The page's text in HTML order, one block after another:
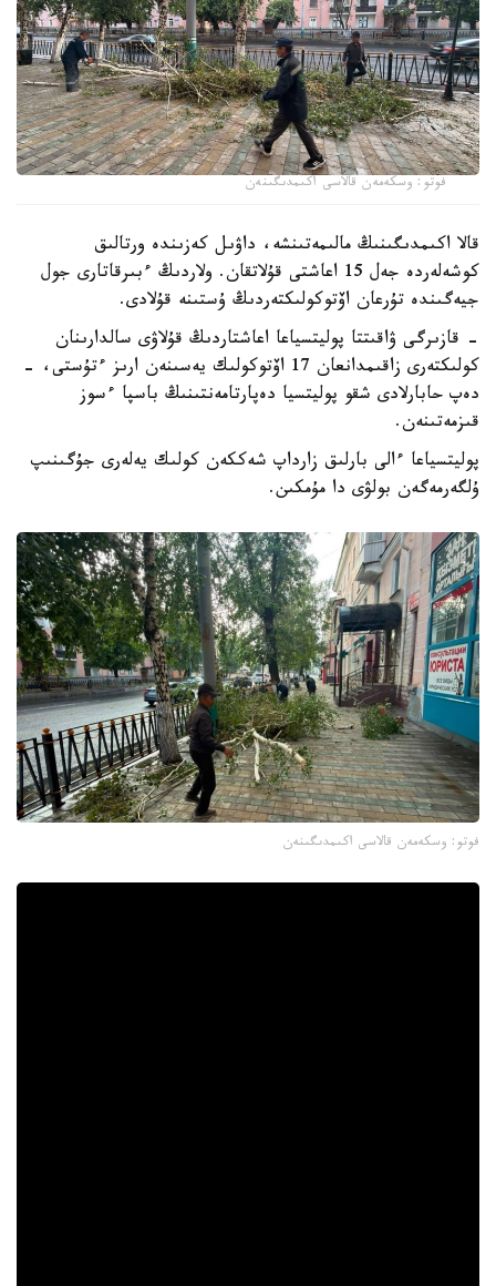
فوتو: وسكەمەن قالاسى اكىمدىگىنەن
قالا اكىمدىگىنىڭ مالىمەتىنشە، داۋىل كەزىندە ورتالىق
كوشەلەردە جەل 15 اعاشتى قۇلاتقان. ولاردىڭ ءبىرقاتارى جول
جيەگىندە تۇرعان اۆتوكولىكتەردىڭ ۇستىنە قۇلادى.
- قازىرگى ۋاقىتتا پوليتسياعا اعاشتاردىڭ قۇلاۋى سالدارىنان
كولىكتەرى زاقىمدانعان 17 اۆتوكولىك يەسىنەن ارىز ءتۇستى، -
دەپ حابارلادى شقو پوليتسيا دەپارتامەنتىنىڭ باسپا ءسوز
قىزمەتىنەن.
پوليتسياعا ءالى بارلىق زارداپ شەككەن كولىك يەلەرى جۇگىنىپ
ۇلگەرمەگەن بولۋى دا مۇمكىن.
فوتو: وسكەمەن قالاسى اكىمدىگىنەن